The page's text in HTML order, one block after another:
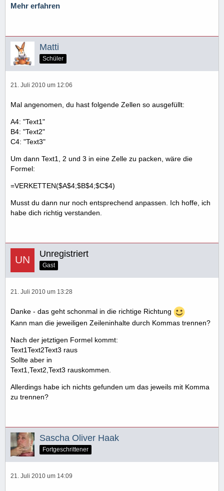
Mehr erfahren
Matti
Schüler
21. Juli 2010 um 12:06
Mal angenomen, du hast folgende Zellen so ausgefüllt:
A4: "Text1"
B4: "Text2"
C4: "Text3"
Um dann Text1, 2 und 3 in eine Zelle zu packen, wäre die
Formel:
=VERKETTEN($A$4;$B$4;$C$4)
Musst du dann nur noch entsprechend anpassen. Ich hoffe, ich
habe dich richtig verstanden.
Unregistriert
Gast
21. Juli 2010 um 13:28
Danke - das geht schonmal in die richtige Richtung
Kann man die jeweiligen Zeileninhalte durch Kommas trennen?
Nach der jetztigen Formel kommt:
Text1Text2Text3 raus
Sollte aber in
Text1,Text2,Text3 rauskommen.
Allerdings habe ich nichts gefunden um das jeweils mit Komma
zu trennen?
Sascha Oliver Haak
Fortgeschrittener
21. Juli 2010 um 14:09